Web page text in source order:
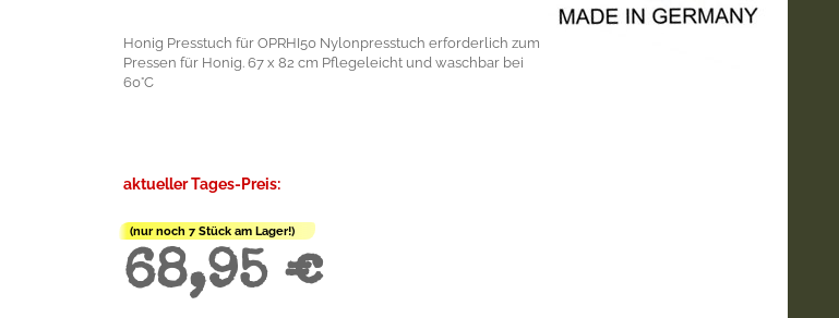
Honig Presstuch für OPRHI50 Nylonpresstuch erforderlich zum
Pressen für Honig. 67 x 82 cm Pflegeleicht und waschbar bei
60°C
aktueller Tages-Preis:
(nur noch 7 Stück am Lager!)
68,95 €